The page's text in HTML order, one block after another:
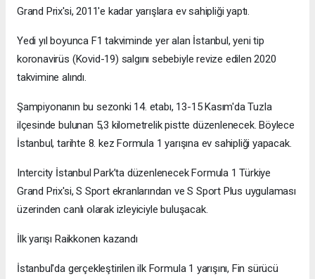
Grand Prix'si, 2011'e kadar yarışlara ev sahipliği yaptı.
Yedi yıl boyunca F1 takviminde yer alan İstanbul, yeni tip
koronavirüs (Kovid-19) salgını sebebiyle revize edilen 2020
takvimine alındı.
Şampiyonanın bu sezonki 14. etabı, 13-15 Kasım'da Tuzla
ilçesinde bulunan 5,3 kilometrelik pistte düzenlenecek. Böylece
İstanbul, tarihte 8. kez Formula 1 yarışına ev sahipliği yapacak.
Intercity İstanbul Park’ta düzenlenecek Formula 1 Türkiye
Grand Prix'si, S Sport ekranlarından ve S Sport Plus uygulaması
üzerinden canlı olarak izleyiciyle buluşacak.
İlk yarışı Raikkonen kazandı
İstanbul'da gerçekleştirilen ilk Formula 1 yarışını, Fin sürücü